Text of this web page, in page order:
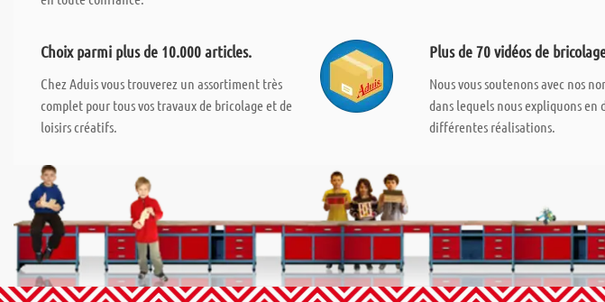
Choix parmi plus de 10.000 articles.
Chez Aduis vous trouverez un assortiment très
complet pour tous vos travaux de bricolage et de
loisirs créatifs.
Plus de 70 vidéos de
Nous vous soutenons avec nos
dans lequels nous expliquons en
différentes réalisations.